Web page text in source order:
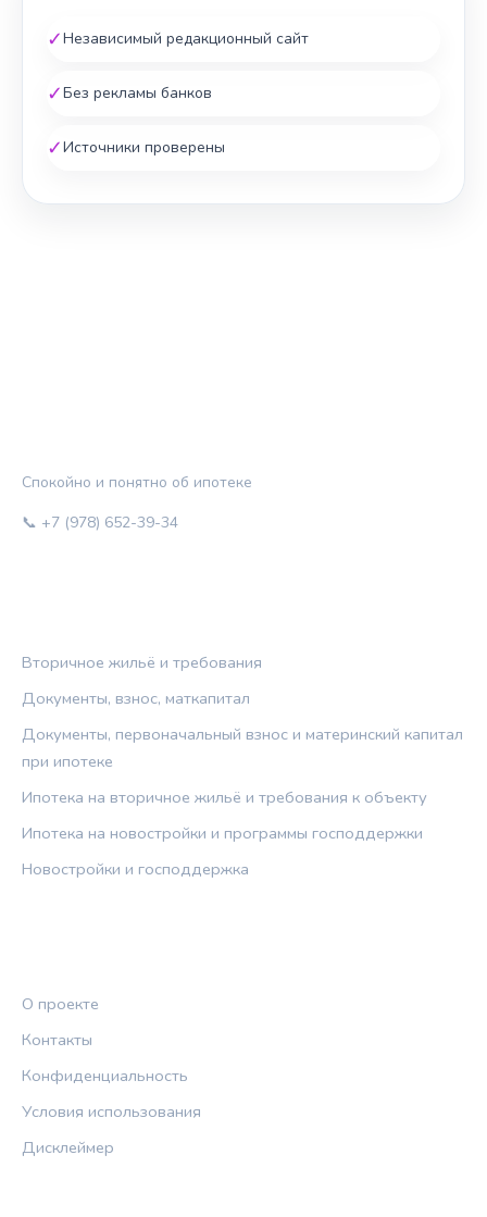
✓Независимый редакционный сайт
✓Без рекламы банков
✓Источники проверены
Спокойно и понятно об ипотеке
📞 +7 (978) 652-39-34
Вторичное жильё и требования
Документы, взнос, маткапитал
Документы, первоначальный взнос и материнский капитал
при ипотеке
Ипотека на вторичное жильё и требования к объекту
Ипотека на новостройки и программы господдержки
Новостройки и господдержка
О проекте
Контакты
Конфиденциальность
Условия использования
Дисклеймер